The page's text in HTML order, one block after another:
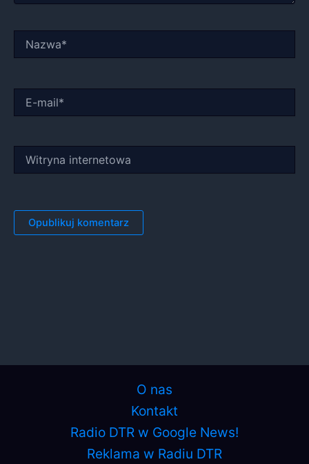
mail*
internetowa
O nas
Kontakt
Radio DTR w Google News!
Reklama w Radiu DTR